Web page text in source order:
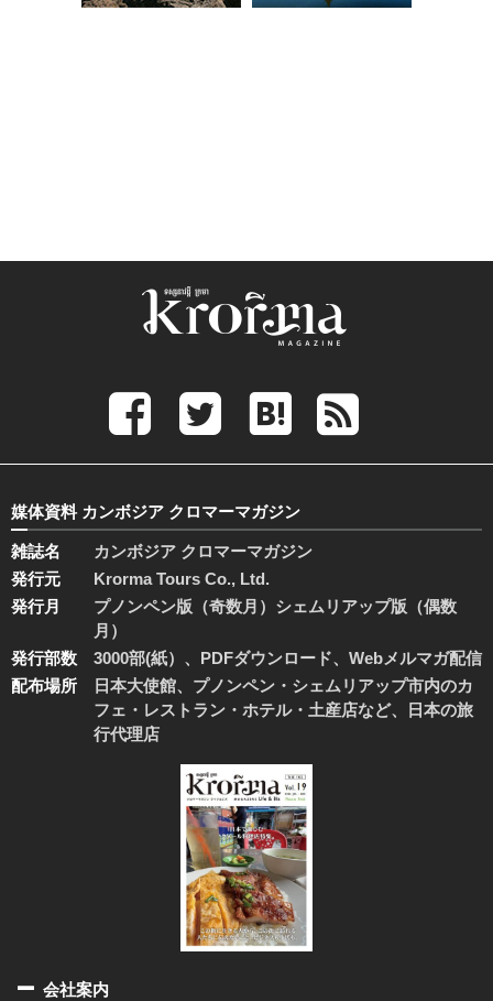
媒体資料 カンボジア クロマーマガジン
雑誌名
カンボジア クロマーマガジン
発行元
Krorma Tours Co., Ltd.
発行月
プノンペン版（奇数月）シェムリアップ版（偶数
月）
発行部数
3000部(紙）、PDFダウンロード、Webメルマガ配信
配布場所
日本大使館、プノンペン・シェムリアップ市内のカ
フェ・レストラン・ホテル・土産店など、日本の旅
行代理店
会社案内